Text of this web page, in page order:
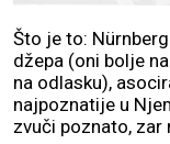
Što je to:
džepa (oni bolje
na odlasku),
najpoznatije u
zvuči poznato, zar